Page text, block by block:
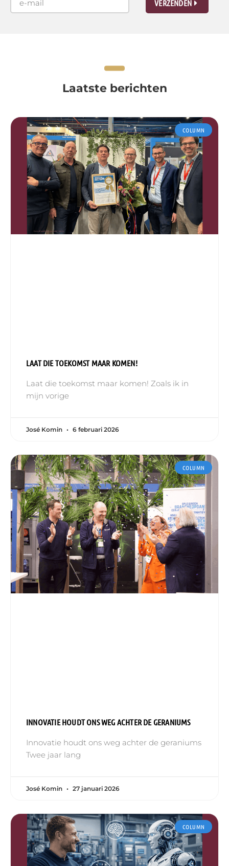
VERZENDEN
Laatste berichten
COLUMN
LAAT DIE TOEKOMST MAAR KOMEN!
Laat die toekomst maar komen! Zoals ik in
mijn vorige
José Komin 6 februari 2026
COLUMN
INNOVATIE HOUDT ONS WEG ACHTER DE GERANIUMS
Innovatie houdt ons weg achter de geraniums
Twee jaar lang
José Komin 27 januari 2026
COLUMN